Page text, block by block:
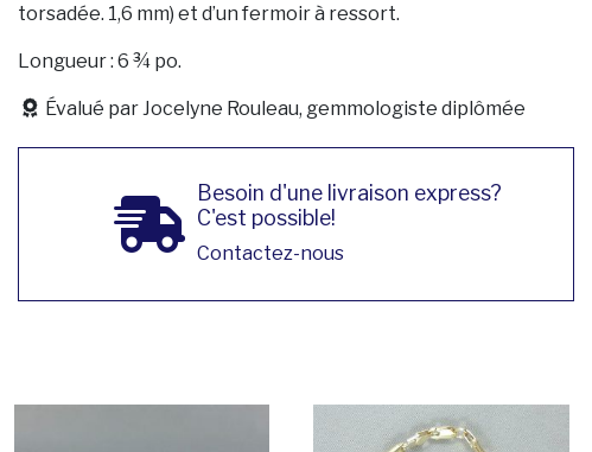
torsadée. 1,6 mm) et d’un fermoir à ressort.
Longueur : 6 ¾ po.
Évalué par Jocelyne Rouleau, gemmologiste diplômée
Besoin d'une livraison express?
C'est possible!
Contactez-nous